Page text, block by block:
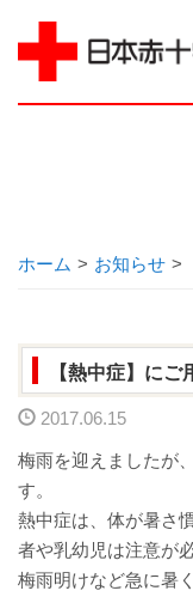
ごあいさつ
相談窓口
厚生労働大臣が
ホーム > お知らせ >
【熱中症】にご
2017.06.15
梅雨を迎えましたが
す。
熱中症は、体が暑さ
者や乳幼児は注意が
梅雨明けなど急に暑